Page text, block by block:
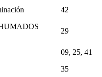
42
29
09, 25, 41
35